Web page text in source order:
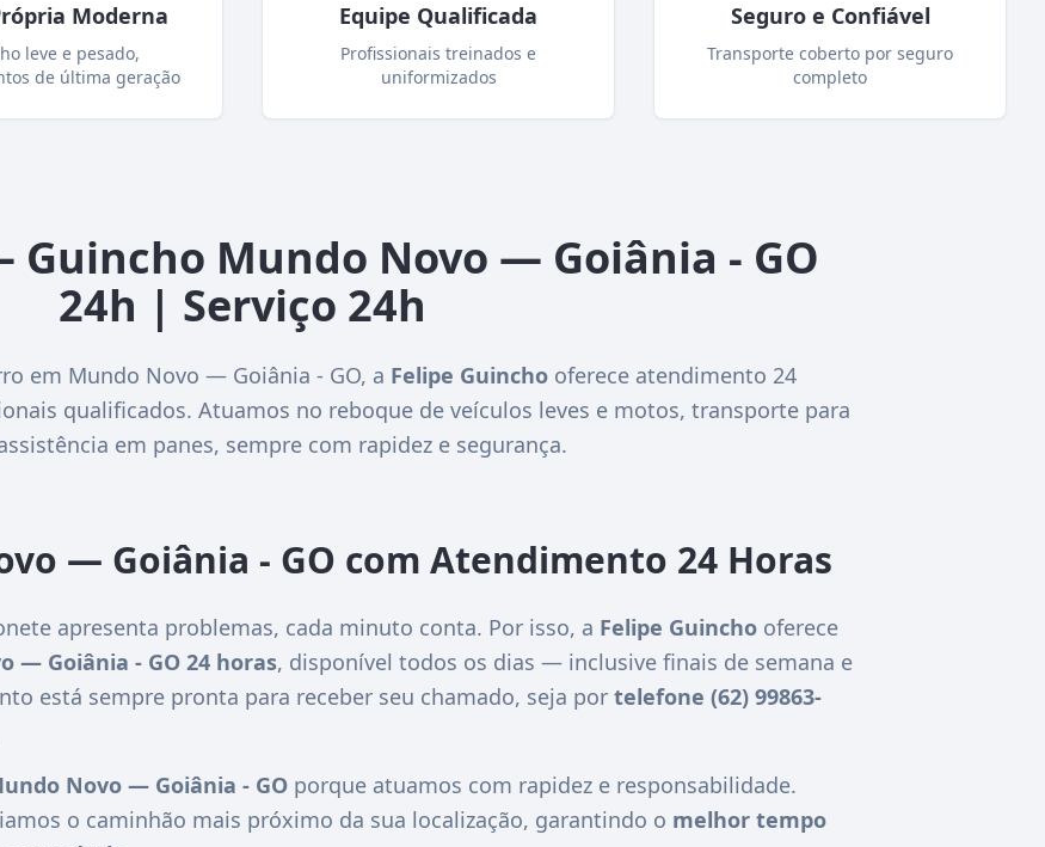
Moderna
leve e pesado,
de última geração
Equipe Qualificada
Profissionais treinados e
uniformizados
Seguro e Confiável
Transporte coberto por seguro
completo
Guincho Mundo Novo — Goiânia - GO
24h | Serviço 24h
em Mundo Novo — Goiânia - GO, a Felipe Guincho oferece atendimento 24
qualificados. Atuamos no reboque de veículos leves e motos, transporte para
em panes, sempre com rapidez e segurança.
— Goiânia - GO com Atendimento 24 Horas
apresenta problemas, cada minuto conta. Por isso, a Felipe Guincho oferece
— Goiânia - GO 24 horas, disponível todos os dias — inclusive finais de semana e
está sempre pronta para receber seu chamado, seja por telefone (62) 99863-
Novo — Goiânia - GO porque atuamos com rapidez e responsabilidade.
o caminhão mais próximo da sua localização, garantindo o melhor tempo